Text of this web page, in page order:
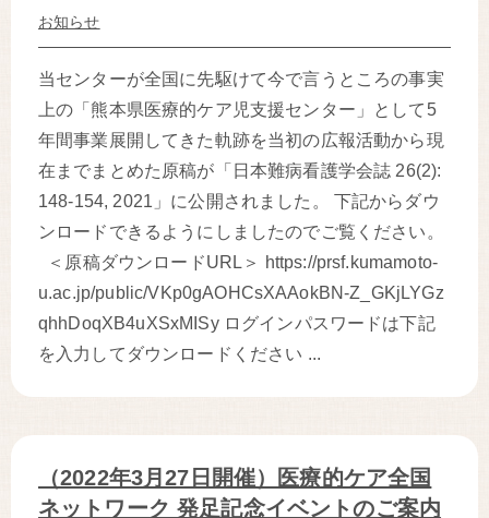
お知らせ
当センターが全国に先駆けて今で言うところの事実
上の「熊本県医療的ケア児支援センター」として5
年間事業展開してきた軌跡を当初の広報活動から現
在までまとめた原稿が「日本難病看護学会誌 26(2):
148-154, 2021」に公開されました。 下記からダウ
ンロードできるようにしましたのでご覧ください。
＜原稿ダウンロードURL＞ https://prsf.kumamoto-
u.ac.jp/public/VKp0gAOHCsXAAokBN-Z_GKjLYGz
qhhDoqXB4uXSxMISy ログインパスワードは下記
を入力してダウンロードください ...
（2022年3月27日開催）医療的ケア全国
ネットワーク 発足記念イベントのご案内